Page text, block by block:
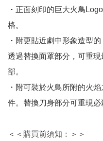
・正面刻印的巨大火鳥
格。
・附更貼近劇中形象造型
透過替換面罩部分，可重
部。
・附可裝於火鳥所附的火
件。替換刀身部分可重現必
＜＜購買前須知：＞＞